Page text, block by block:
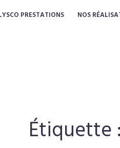
PRESTATIONS NOS
Étiquette :